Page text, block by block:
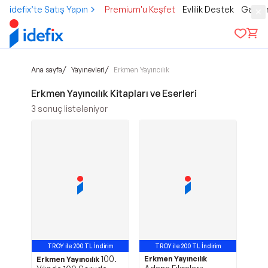
idefix’te Satış Yapın Premium'u Keşfet Evlilik Destek
Ana sayfa/ Yayınevleri/ Erkmen Yayıncılık
Erkmen Yayıncılık Kitapları ve Eserleri
3 sonuç listeleniyor
TROY ile 200 TL İndirim
Erkmen Yayıncılık 100.
TROY ile 200 TL İndirim
Erkmen Yayıncılık